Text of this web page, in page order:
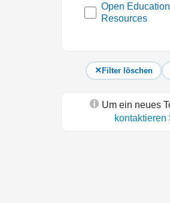
Open
Resources
Filter löschen
Um ein neues
kontaktieren